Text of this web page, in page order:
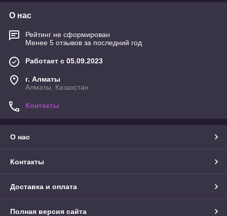
О нас
Рейтинг не сформирован
Менее 5 отзывов за последний год
Работает с 05.09.2023
г. Алматы
Алматы, Казахстан
Контакты
О нас
Контакты
Доставка и оплата
Полная версия сайта